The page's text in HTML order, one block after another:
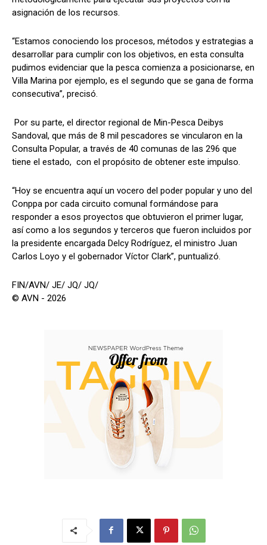
asignación de los recursos.
“Estamos conociendo los procesos, métodos y estrategias a
desarrollar para cumplir con los objetivos, en esta consulta
pudimos evidenciar que la pesca comienza a posicionarse, en
Villa Marina por ejemplo, es el segundo que se gana de forma
consecutiva”, precisó.
Por su parte, el director regional de Min-Pesca Deibys
Sandoval, que más de 8 mil pescadores se vincularon en la
Consulta Popular, a través de 40 comunas de las 296 que
tiene el estado, con el propósito de obtener este impulso.
“Hoy se encuentra aquí un vocero del poder popular y uno del
Conppa por cada circuito comunal formándose para
responder a esos proyectos que obtuvieron el primer lugar,
así como a los segundos y terceros que fueron incluidos por
la presidente encargada Delcy Rodríguez, el ministro Juan
Carlos Loyo y el gobernador Víctor Clark”, puntualizó.
FIN/AVN/ JE/ JQ/ JQ/
© AVN - 2026